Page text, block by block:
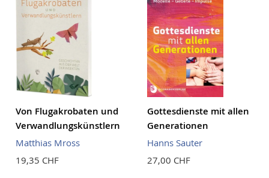
Von Flugakrobaten und
Verwandlungskünstlern
Matthias Mross
19,35 CHF
Gottesdienste mit allen
Generationen
Hanns Sauter
27,00 CHF